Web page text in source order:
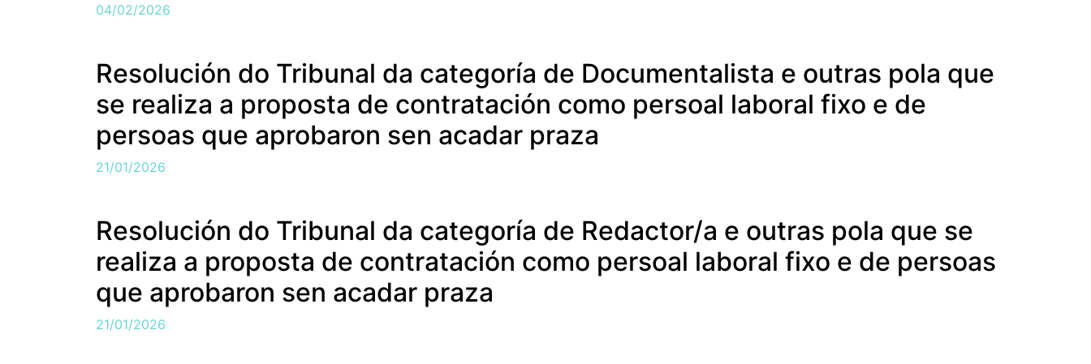
04/02/2026
Resolución do Tribunal da categoría de Documentalista e outras pola que
se realiza a proposta de contratación como persoal laboral fixo e de
persoas que aprobaron sen acadar praza
21/01/2026
Resolución do Tribunal da categoría de Redactor/a e outras pola que se
realiza a proposta de contratación como persoal laboral fixo e de persoas
que aprobaron sen acadar praza
21/01/2026